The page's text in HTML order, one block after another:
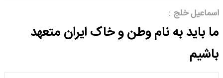
اسماعیل خلج :
ما باید به نام وطن و خاک ایران متعهد
باشیم